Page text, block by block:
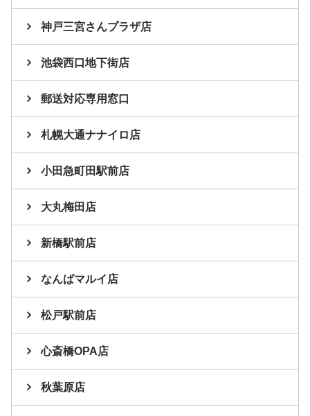
神戸三宮さんプラザ店
池袋西口地下街店
郵送対応専用窓口
札幌大通ナナイロ店
小田急町田駅前店
大丸梅田店
新橋駅前店
なんばマルイ店
松戸駅前店
心斎橋OPA店
秋葉原店